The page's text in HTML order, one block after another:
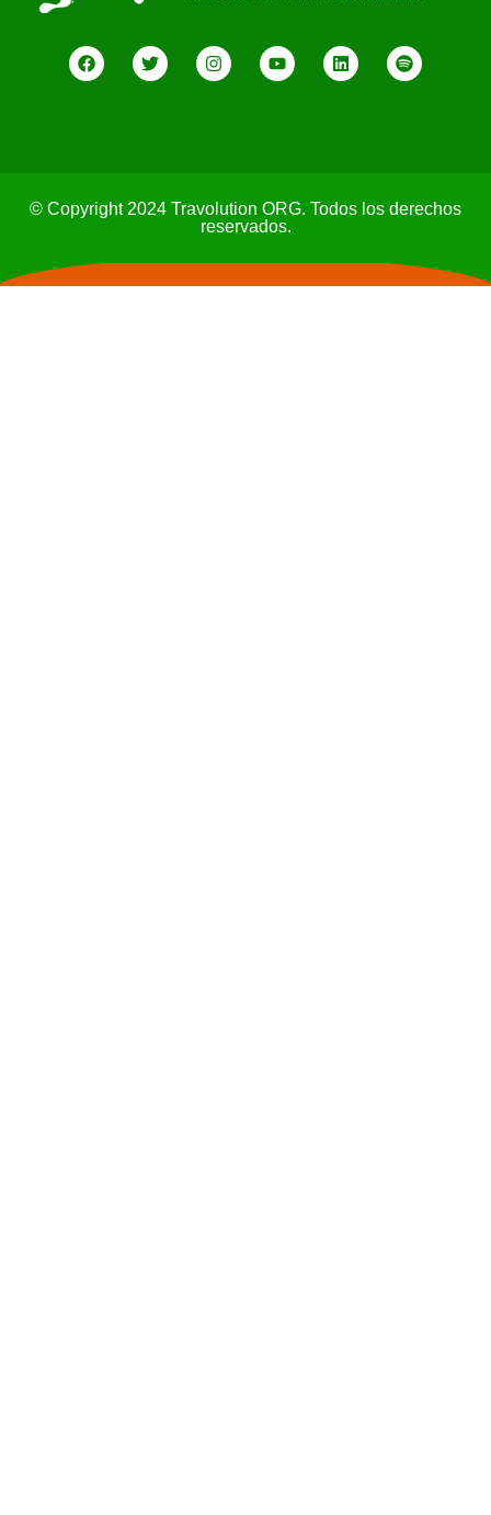
© Copyright 2024 Travolution ORG. Todos los derechos
reservados.